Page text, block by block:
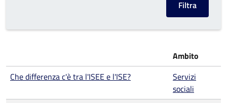
Ambito
Che differenza c'è tra l'ISEE e l'ISE?
Servizi
sociali